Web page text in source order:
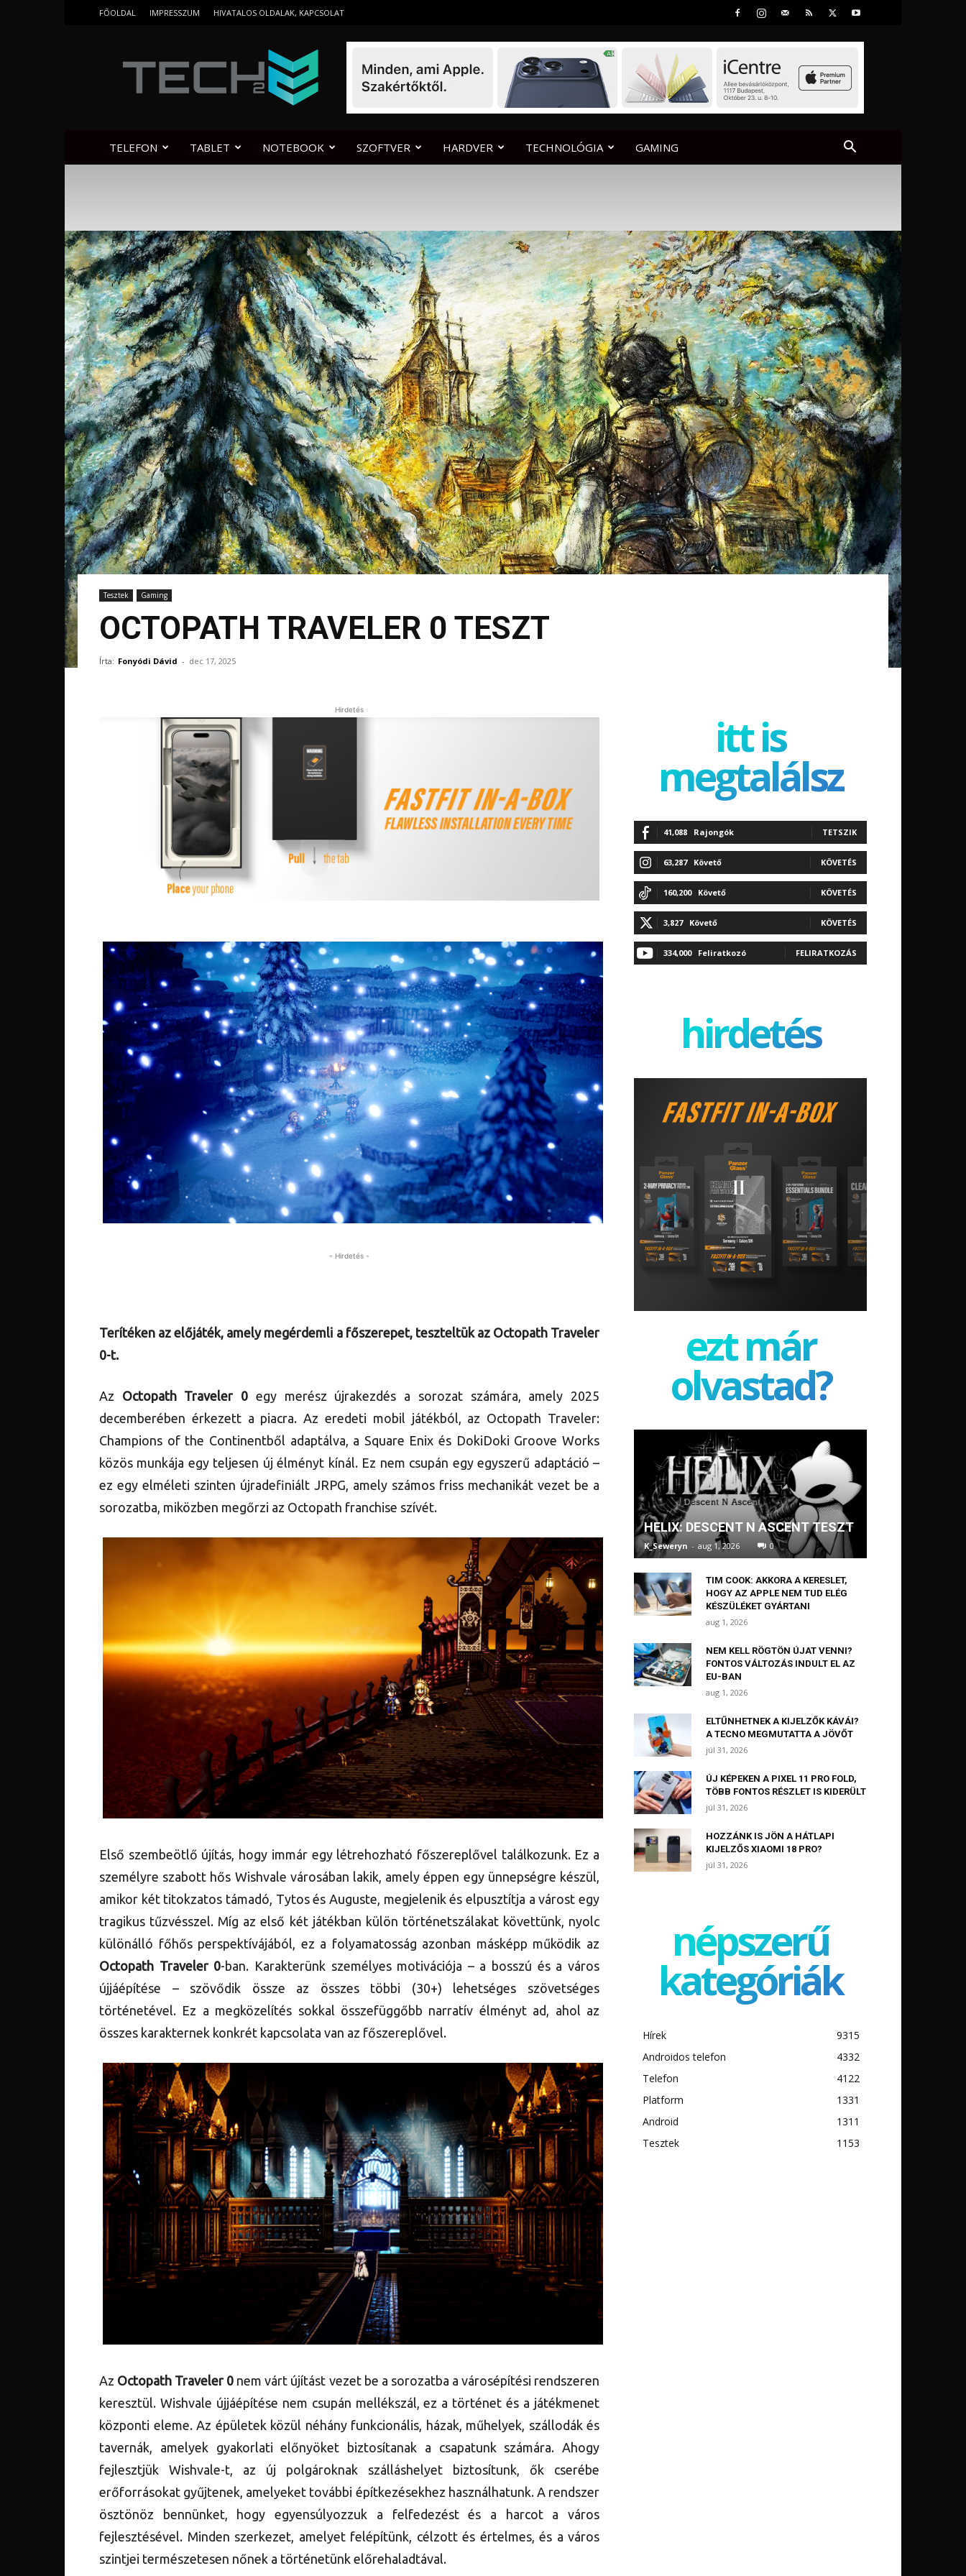
FŐOLDAL IMPRESSZUM HIVATALOS OLDALAK, KAPCSOLAT
TELEFON TABLET NOTEBOOK SZOFTVER HARDVER TECHNOLÓGIA GAMING
Tesztek Gaming
OCTOPATH TRAVELER 0 TESZT
Írta: Fonyódi Dávid - dec 17, 2025
Hirdetés
- Hirdetés -
Terítéken az előjáték, amely megérdemli a főszerepet, teszteltük az Octopath Traveler
0-t.
Az Octopath Traveler 0 egy merész újrakezdés a sorozat számára, amely 2025
decemberében érkezett a piacra. Az eredeti mobil játékból, az Octopath Traveler:
Champions of the Continentből adaptálva, a Square Enix és DokiDoki Groove Works
közös munkája egy teljesen új élményt kínál. Ez nem csupán egy egyszerű adaptáció –
ez egy elméleti szinten újradefiniált JRPG, amely számos friss mechanikát vezet be a
sorozatba, miközben megőrzi az Octopath franchise szívét.​
Első szembeötlő újítás, hogy immár egy létrehozható főszereplővel találkozunk. Ez a
személyre szabott hős Wishvale városában lakik, amely éppen egy ünnepségre készül,
amikor két titokzatos támadó, Tytos és Auguste, megjelenik és elpusztítja a várost egy
tragikus tűzvésszel. Míg az első két játékban külön történetszálakat követtünk, nyolc
különálló főhős perspektívájából, ez a folyamatosság azonban másképp működik az
Octopath Traveler 0-ban. Karakterünk személyes motivációja – a bosszú és a város
újjáépítése – szövődik össze az összes többi (30+) lehetséges szövetséges
történetével. Ez a megközelítés sokkal összefüggőbb narratív élményt ad, ahol az
összes karakternek konkrét kapcsolata van az főszereplővel.​
Az Octopath Traveler 0 nem várt újítást vezet be a sorozatba a városépítési rendszeren
keresztül. Wishvale újjáépítése nem csupán mellékszál, ez a történet és a játékmenet
központi eleme. Az épületek közül néhány funkcionális, házak, műhelyek, szállodák és
tavernák, amelyek gyakorlati előnyöket biztosítanak a csapatunk számára. Ahogy
fejlesztjük Wishvale-t, az új polgároknak szálláshelyet biztosítunk, ők cserébe
erőforrásokat gyűjtenek, amelyeket további építkezésekhez használhatunk.​ A rendszer
ösztönöz bennünket, hogy egyensúlyozzuk a felfedezést és a harcot a város
fejlesztésével. Minden szerkezet, amelyet felépítünk, célzott és értelmes, és a város
szintjei természetesen nőnek a történetünk előrehaladtával.​
itt is
megtalálsz
41,088 Rajongók TETSZIK
63,287 Követő KÖVETÉS
160,200 Követő KÖVETÉS
3,827 Követő KÖVETÉS
334,000 Feliratkozó FELIRATKOZÁS
hirdetés
ezt már
olvastad?
HELIX: DESCENT N ASCENT TESZT
K_Seweryn - aug 1, 2026 0
TIM COOK: AKKORA A KERESLET,
HOGY AZ APPLE NEM TUD ELÉG
KÉSZÜLÉKET GYÁRTANI
aug 1, 2026
NEM KELL RÖGTÖN ÚJAT VENNI?
FONTOS VÁLTOZÁS INDULT EL AZ
EU-BAN
aug 1, 2026
ELTŰNHETNEK A KIJELZŐK KÁVÁI?
A TECNO MEGMUTATTA A JÖVŐT
júl 31, 2026
ÚJ KÉPEKEN A PIXEL 11 PRO FOLD,
TÖBB FONTOS RÉSZLET IS KIDERÜLT
júl 31, 2026
HOZZÁNK IS JÖN A HÁTLAPI
KIJELZŐS XIAOMI 18 PRO?
júl 31, 2026
népszerű
kategóriák
Hírek
9315
Androidos telefon
4332
Telefon
4122
Platform
1331
Android
1311
Tesztek
1153